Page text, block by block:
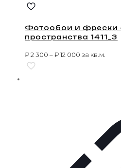
Фотообои и фрески
пространства 1411_3
₽2 300 –₽12 000 за кв.м.